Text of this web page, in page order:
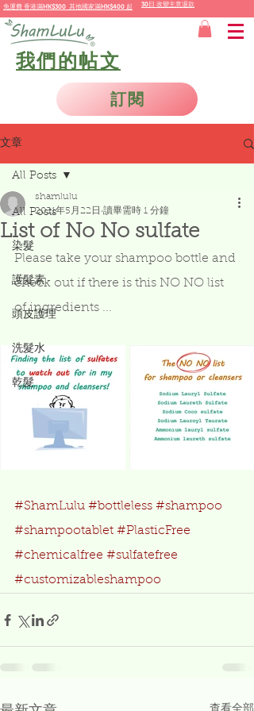
免運費 香港滿HK$300 其他國家滿HK$400 起 30日 改變主意退款
我們的帖文
訂閱
文章
All Posts
染髮
護髮素
頭皮護理
洗髮水
乾髮
All Posts
List of No No sulfate
shamlulu
2021年5月22日 讀畢需時 1 分鐘
Please take your shampoo bottle and
check out if there is this NO NO list
of ingredients ...
#ShamLulu #bottleless #shampoo
#shampootablet #PlasticFree
#chemicalfree #sulfatefree
#customizableshampoo